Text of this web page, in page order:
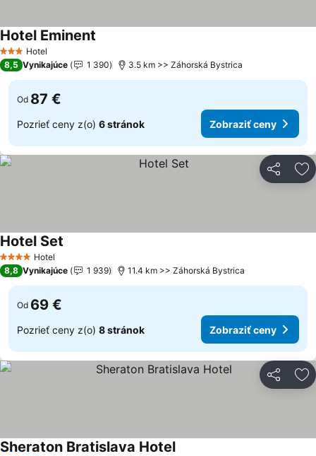
3 Počet hviezdičiek
Hotel
Hotel Eminent
8,5 Vynikajúce 1 390 3.5 km >> Záhorská Bystrica
Od 87 €
Pozrieť ceny z(o) 6 stránok Zobraziť ceny
Zdieľať
4 Počet hviezdičiek
Hotel
Hotel Set
8,8 Vynikajúce 1 939 11.4 km >> Záhorská Bystrica
Od 69 €
Pozrieť ceny z(o) 8 stránok Zobraziť ceny
Zdieľať
Sheraton Bratislava Hotel